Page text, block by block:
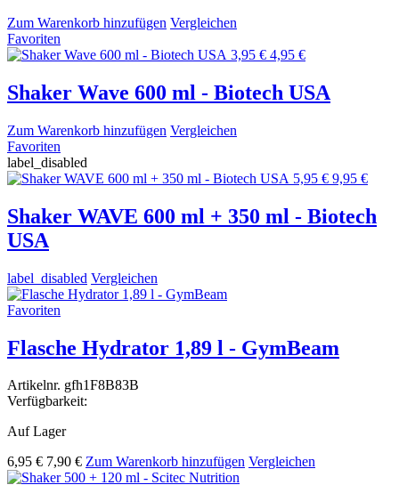
Zum Warenkorb hinzufügen Vergleichen
Favoriten
3,95 € 4,95 €
Shaker Wave 600 ml - Biotech USA
Zum Warenkorb hinzufügen Vergleichen
Favoriten
label_disabled
5,95 € 9,95 €
Shaker WAVE 600 ml + 350 ml - Biotech
USA
label_disabled Vergleichen
Favoriten
Flasche Hydrator 1,89 l - GymBeam
Artikelnr. gfh1F8B83B
Verfügbarkeit:
Auf Lager
6,95 € 7,90 € Zum Warenkorb hinzufügen Vergleichen